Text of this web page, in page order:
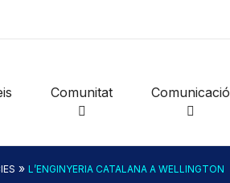
Comunitat Comunicació
» L’ENGINYERIA CATALANA A WELLINGTON